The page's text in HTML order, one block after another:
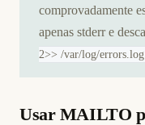
comprovadamente
apenas stderr e
2>> /var/log/errors.log
Usar MAILTO